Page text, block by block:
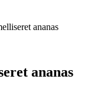
ananas
ananas